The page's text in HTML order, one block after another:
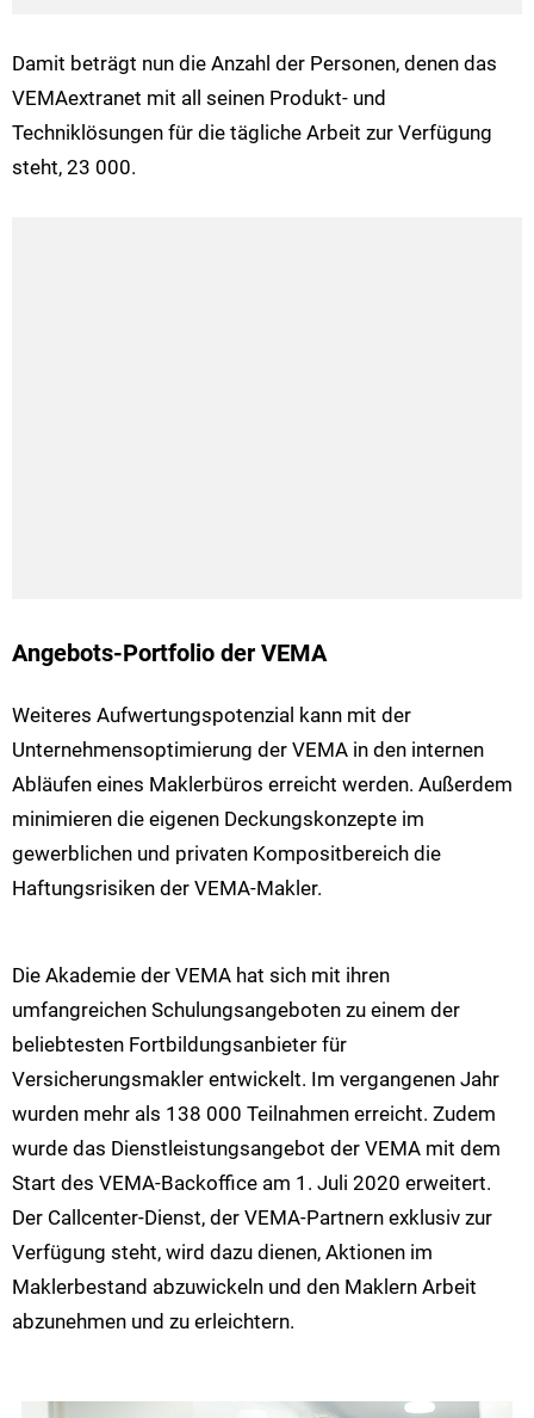
Damit beträgt nun die Anzahl der Personen, denen das
VEMAextranet mit all seinen Produkt- und
Techniklösungen für die tägliche Arbeit zur Verfügung
steht, 23 000.
Angebots-Portfolio der VEMA
Weiteres Aufwertungspotenzial kann mit der
Unternehmensoptimierung der VEMA in den internen
Abläufen eines Maklerbüros erreicht werden. Außerdem
minimieren die eigenen Deckungskonzepte im
gewerblichen und privaten Kompositbereich die
Haftungsrisiken der VEMA-Makler.
Die Akademie der VEMA hat sich mit ihren
umfangreichen Schulungsangeboten zu einem der
beliebtesten Fortbildungsanbieter für
Versicherungsmakler entwickelt. Im vergangenen Jahr
wurden mehr als 138 000 Teilnahmen erreicht. Zudem
wurde das Dienstleistungsangebot der VEMA mit dem
Start des VEMA-Backoffice am 1. Juli 2020 erweitert.
Der Callcenter-Dienst, der VEMA-Partnern exklusiv zur
Verfügung steht, wird dazu dienen, Aktionen im
Maklerbestand abzuwickeln und den Maklern Arbeit
abzunehmen und zu erleichtern.